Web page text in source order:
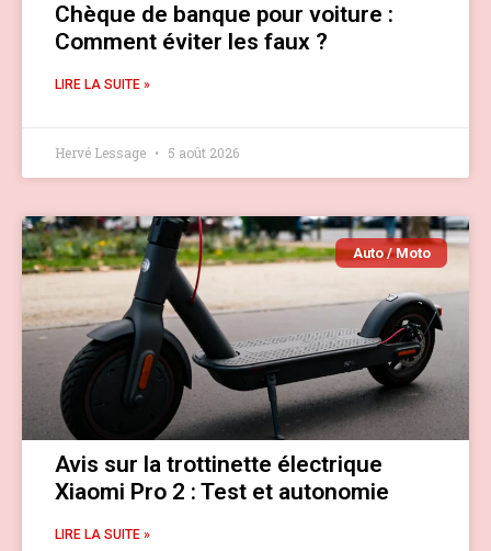
Chèque de banque pour voiture :
Comment éviter les faux ?
LIRE LA SUITE »
Hervé Lessage 5 août 2026
Auto / Moto
Avis sur la trottinette électrique
Xiaomi Pro 2 : Test et autonomie
LIRE LA SUITE »